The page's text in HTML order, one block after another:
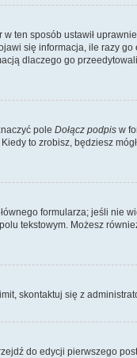
sposób ustawił
się informacja, ile razy
dlaczego go
pole Dołącz podpis w
to zrobisz, będziesz
formularza; jeśli nie
tekstowym. Możesz
skontaktuj się z
do edycji pierwszego